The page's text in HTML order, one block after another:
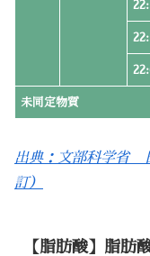
未同定物質
出典：文部科学省
訂）
【脂肪酸】脂肪